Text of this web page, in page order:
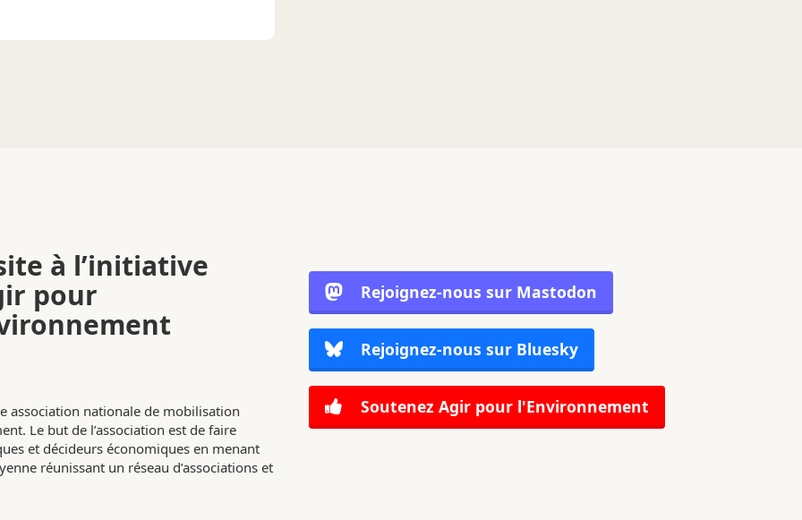
à l’initiative
pour
association nationale de mobilisation
Le but de l’association est de faire
et décideurs économiques en menant
réunissant un réseau d’associations et
Rejoignez-nous sur Mastodon
Rejoignez-nous sur Bluesky
Soutenez Agir pour l'Environnement